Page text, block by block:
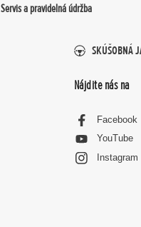
Servis a pravidelná údržba
SKÚŠOBNÁ
Nájdite nás na
Facebook
YouTube
Instagram